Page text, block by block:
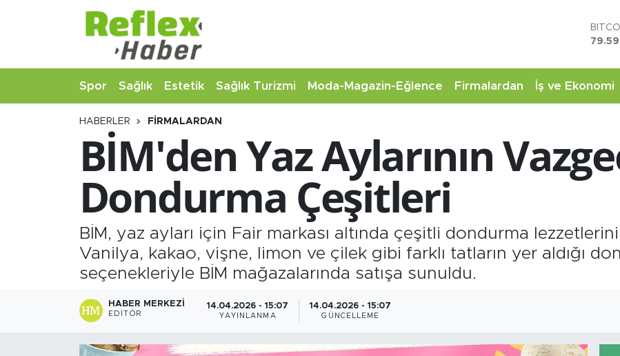
Spor Sağlık Estetik Sağlık Turizmi Moda-Magazin-Eğlence Firmalardan İş ve Ekonomi
HABERLER FIRMALARDAN
BİM'den Yaz Aylarının
Dondurma Çeşitleri
BİM, yaz ayları için Fair markası altında çeşitli dondurma
Vanilya, kakao, vişne, limon ve çilek gibi farklı tatların yer aldığı
seçenekleriyle BİM mağazalarında satışa sunuldu.
HABER MERKEZI
EDITÖR
14.04.2026 - 15:07
YAYINLANMA
14.04.2026 - 15:07
GÜNCELLEME
Estetik
Firmalardan
İş ve Ekonomi
Moda-Magazin-Eğlence
Sağlık Turizmi
Nöbetçi Eczaneler
Hava Durumu
Namaz Vakitleri
Trafik Durumu
Şampiyonlar Ligi Puan Durumu ve Fikstür
Tüm Manşetler
Son Dakika Haberleri
Haber Arşivi